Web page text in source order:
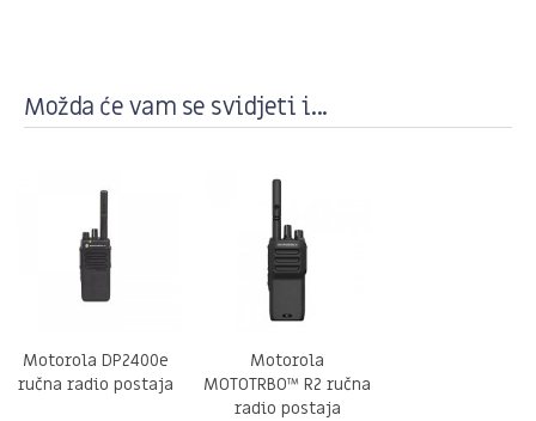
Možda će vam se svidjeti i...
Motorola DP2400e
ručna radio postaja
Motorola
MOTOTRBO™ R2 ručna
radio postaja